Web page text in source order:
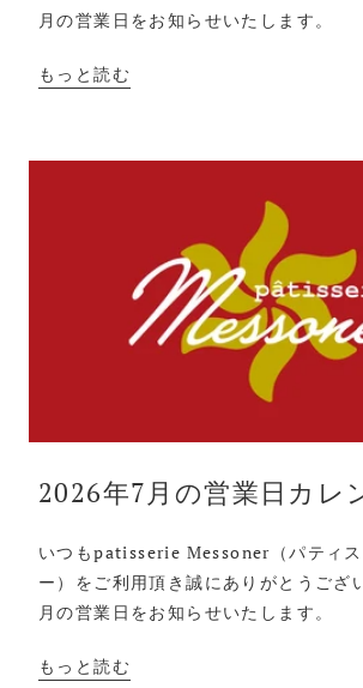
月の営業日をお知らせいたします。
もっと読む
2026年7月の営業日カレ
いつもpatisserie Messoner（パティ
ー）をご利用頂き誠にありがとうござ
月の営業日をお知らせいたします。
もっと読む